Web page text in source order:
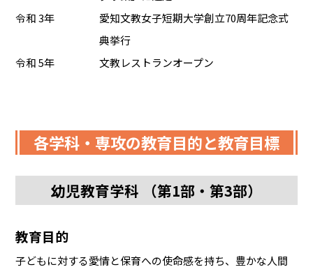
令和 3年
愛知文教女子短期大学創立70周年記念式
典挙行
令和 5年
文教レストランオープン
各学科・専攻の教育目的と教育目標
幼児教育学科 （第1部・第3部）
教育目的
子どもに対する愛情と保育への使命感を持ち、豊かな人間